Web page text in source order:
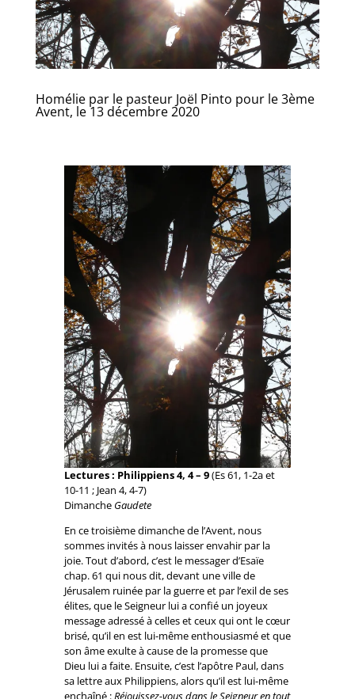
Homélie par le pasteur Joël Pinto pour le 3ème
Avent, le 13 décembre 2020
Lectures : Philippiens 4, 4 – 9(Es 61, 1-2a et
10-11 ; Jean 4, 4-7)
DimancheGaudete
En ce troisième dimanche de l’Avent, nous
sommes invités à nous laisser envahir par la
joie. Tout d’abord, c’est le messager d’Esaïe
chap. 61 qui nous dit, devant une ville de
Jérusalem ruinée par la guerre et par l’exil de ses
élites, que le Seigneur lui a confié un joyeux
message adressé à celles et ceux qui ont le cœur
brisé, qu’il en est lui-même enthousiasmé et que
son âme exulte à cause de la promesse que
Dieu lui a faite. Ensuite, c’est l’apôtre Paul, dans
sa lettre aux Philippiens, alors qu’il est lui-même
enchaîné :Réjouissez-vous dans le Seigneur en tout